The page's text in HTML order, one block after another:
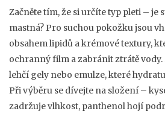
Začněte tím, že si určíte typ pleti – je
mastná? Pro suchou pokožku jsou
obsahem lipi­dů a krémové textury,
ochranný film a zabránit ztrátě
lehčí gely nebo emulze, které
Při výběru se dívejte na složení –
zadržuje vlhkost, panthenol hojí